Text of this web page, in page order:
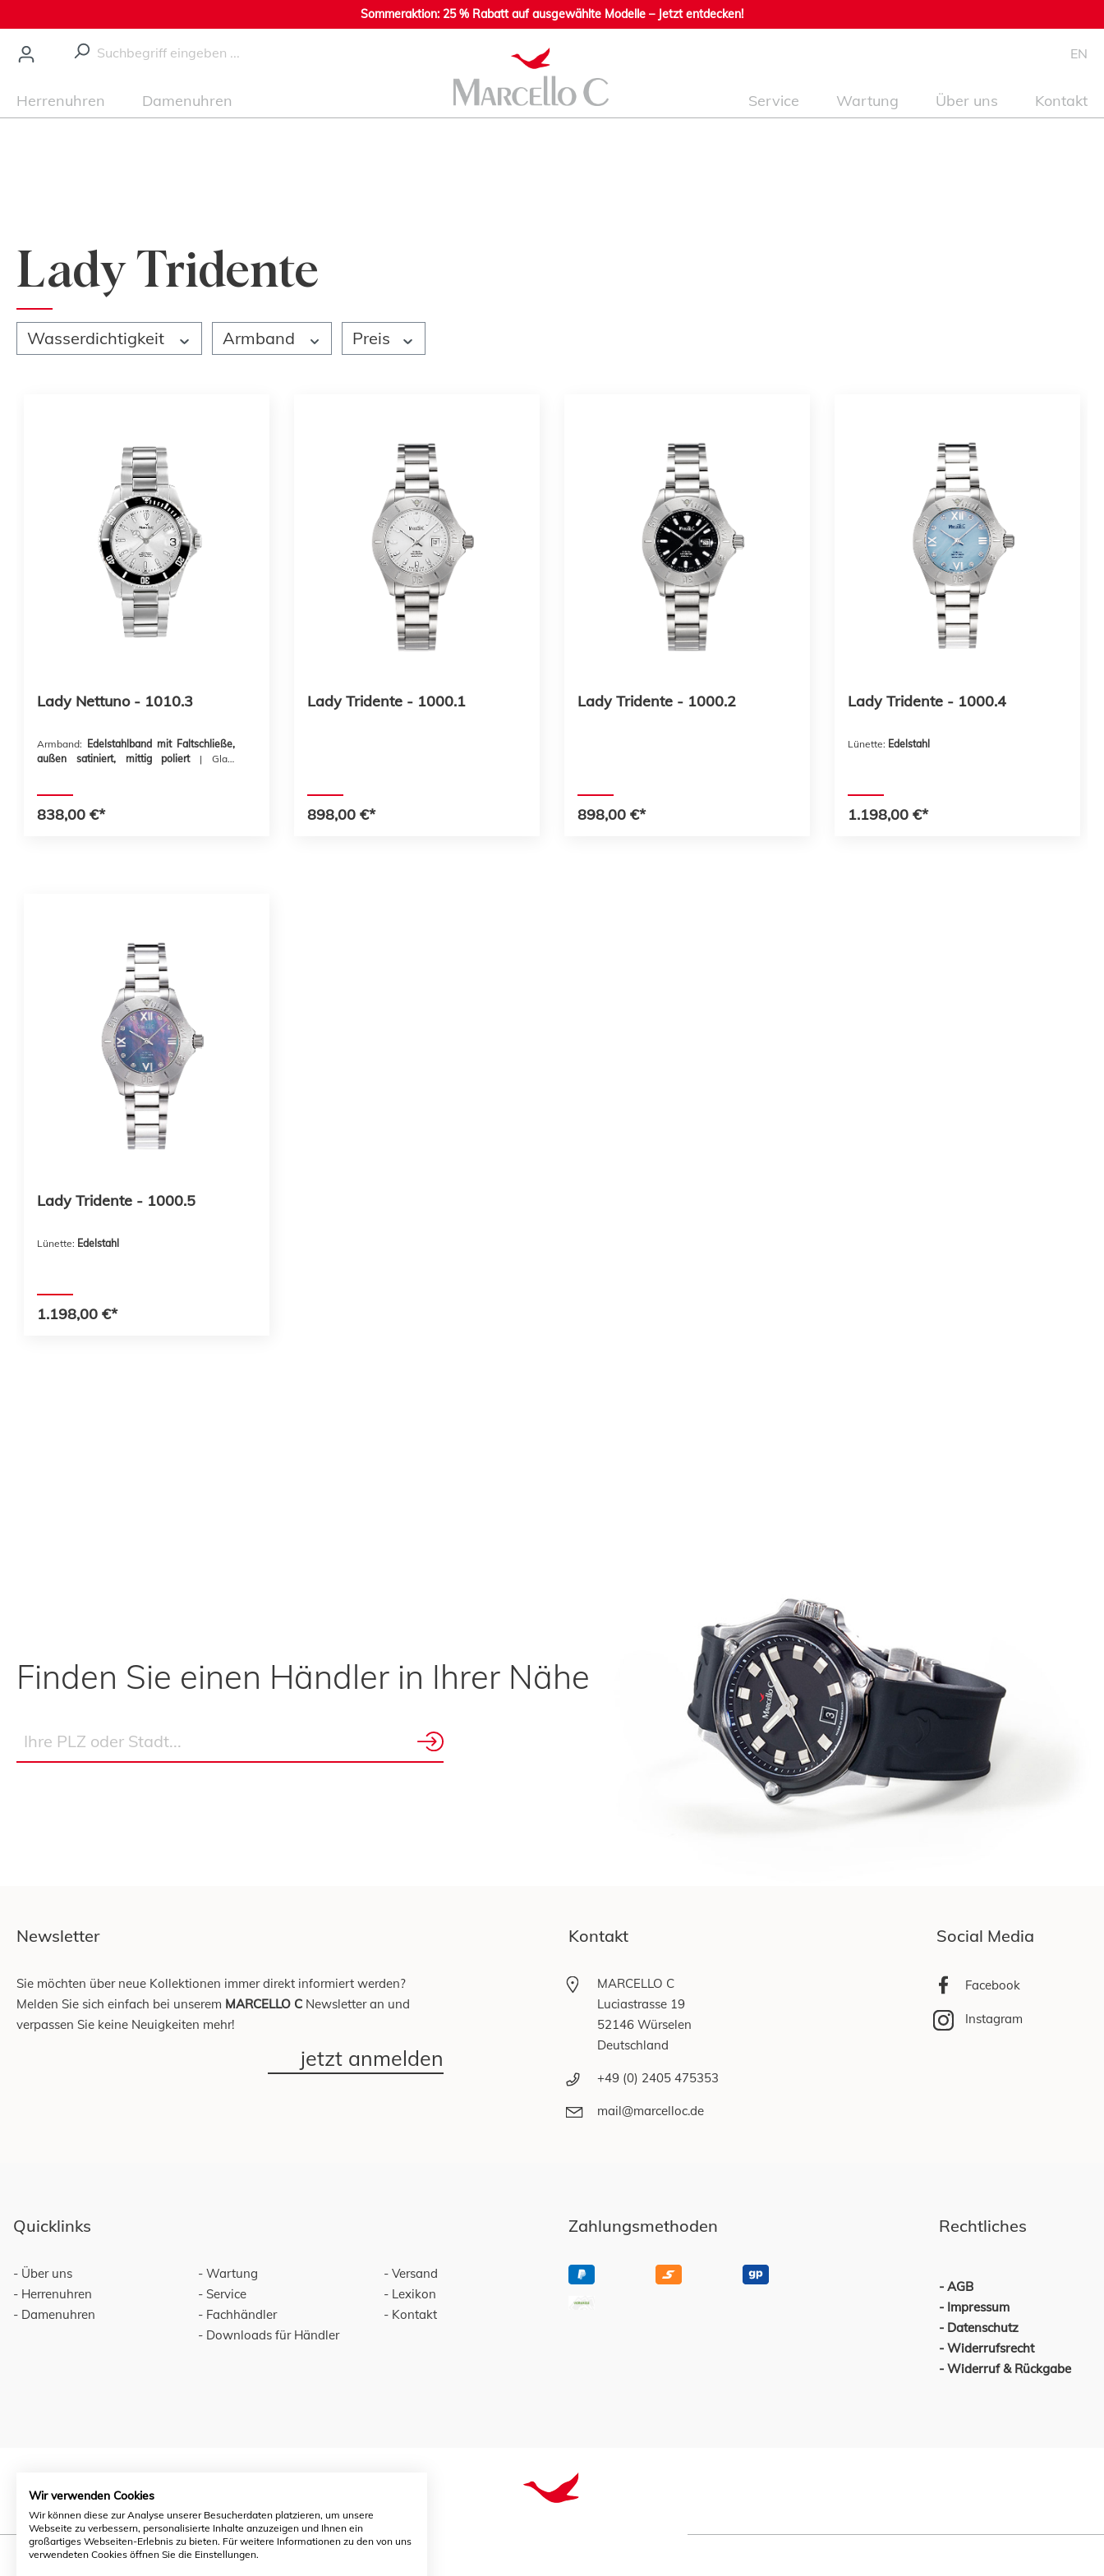
Sommeraktion: 25 % Rabatt auf ausgewählte Modelle – Jetzt entdecken!
EN
Herrenuhren Damenuhren Service Wartung Über uns Kontakt
Lady Tridente
Wasserdichtigkeit Armband Preis
Lady Nettuno - 1010.3
Armband: Edelstahlband mit Faltschließe,
außen satiniert, mittig poliert
| Glas:
838,00 €*
Lady Tridente - 1000.1
898,00 €*
Lady Tridente - 1000.2
898,00 €*
Lady Tridente - 1000.4
Lünette: Edelstahl
1.198,00 €*
Lady Tridente - 1000.5
Lünette: Edelstahl
1.198,00 €*
Finden Sie einen Händler in Ihrer Nähe
Newsletter
Sie möchten über neue Kollektionen immer direkt informiert werden?
Melden Sie sich einfach bei unserem MARCELLO C Newsletter an und
verpassen Sie keine Neuigkeiten mehr!
jetzt anmelden
Kontakt
MARCELLO C
Luciastrasse 19
52146 Würselen
Deutschland
+49 (0) 2405 475353
mail@marcelloc.de
Social Media
Facebook
Instagram
Quicklinks
Über uns
Herrenuhren
Damenuhren
Wartung
Service
Fachhändler
Downloads für Händler
Versand
Lexikon
Kontakt
Zahlungsmethoden Rechtliches
AGB
Impressum
Datenschutz
Widerrufsrecht
Widerruf & Rückgabe
Wir verwenden Cookies
Wir können diese zur Analyse unserer Besucherdaten platzieren, um unsere
Webseite zu verbessern, personalisierte Inhalte anzuzeigen und Ihnen ein
großartiges Webseiten-Erlebnis zu bieten. Für weitere Informationen zu den von uns
verwendeten Cookies öffnen Sie die Einstellungen.